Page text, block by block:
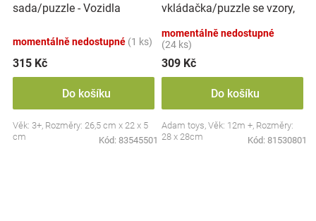
sada/puzzle - Vozidla
momentálně nedostupné (1 ks)
315 Kč
Do košíku
Věk: 3+, Rozměry: 26,5 cm x 22 x 5
cm
Kód: 83545501
vkládačka/puzzle se vzory,
momentálně nedostupné
(24 ks)
309 Kč
Do košíku
Adam toys, Věk: 12m +, Rozměry:
28 x 28cm
Kód: 81530801